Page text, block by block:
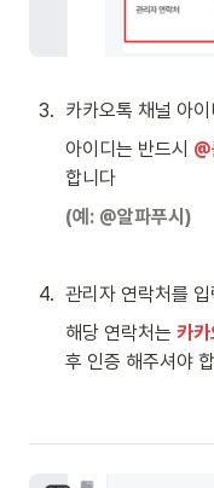
3. 카카오톡 채널 아
아이디는 반드시
합니다
(예: @알파푸시)
4. 관리자 연락처를
해당 연락처는 카
후 인증 해주셔야